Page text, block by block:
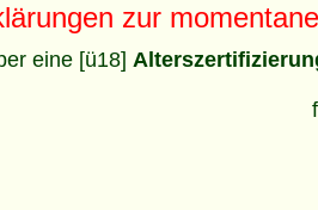
zur
eine [ü18]